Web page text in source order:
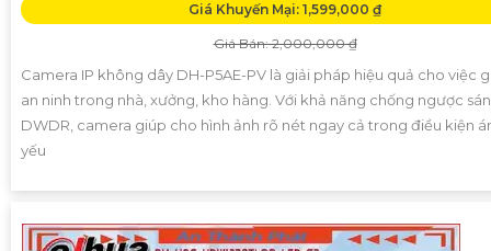
Giá Khuyến Mại: 1,599,000 ₫
Giá Bán: 2,000,000 ₫
Camera IP không dây DH-P5AE-PV là giải pháp hiệu quả cho việc
an ninh trong nhà, xưởng, kho hàng. Với khả năng chống ngược
DWDR, camera giúp cho hình ảnh rõ nét ngay cả trong điều kiện
yếu